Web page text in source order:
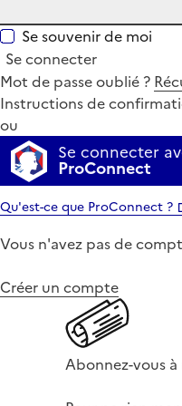
Se souvenir de moi
Se connecter
Mot de passe oublié ?
Instructions de
ou
Se connecter
ProConnect
Qu'est-ce que ProConnect ?
Vous n'avez pas de
Créer un compte
Abonnez-vous